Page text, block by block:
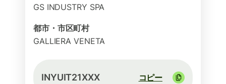
GS INDUSTRY SPA
都市・市区町村
GALLIERA VENETA
INYUIT21XXX コピー